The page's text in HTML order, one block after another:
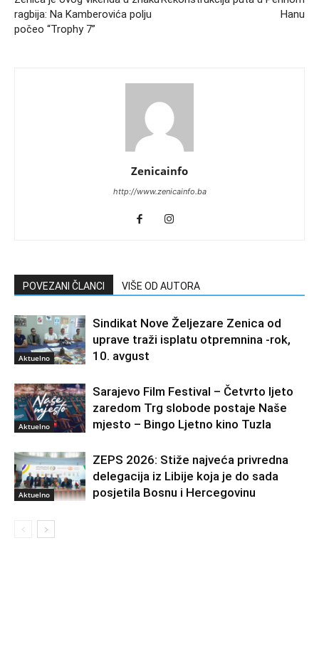
ragbija: Na Kamberovića polju
počeo “Trophy 7”
Hanu
Zenicainfo
http://www.zenicainfo.ba
POVEZANI ČLANCI VIŠE OD AUTORA
Aktuelno
Sindikat Nove Željezare Zenica od
uprave traži isplatu otpremnina -rok,
10. avgust
Aktuelno
Sarajevo Film Festival – Četvrto ljeto
zaredom Trg slobode postaje Naše
mjesto – Bingo Ljetno kino Tuzla
Aktuelno
ZEPS 2026: Stiže najveća privredna
delegacija iz Libije koja je do sada
posjetila Bosnu i Hercegovinu